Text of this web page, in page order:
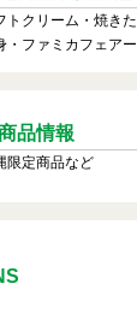
トクリーム・焼き
・ファミカフェア
品情報
限定商品など